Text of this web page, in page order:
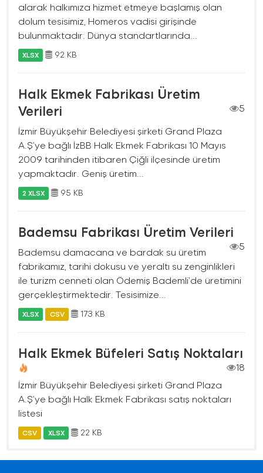
alarak halkımıza hizmet etmeye başlamış olan
dolum tesisimiz, Homeros vadisi girişinde
bulunmaktadır. Dünya standartlarında...
XLSX 92 KB
Halk Ekmek Fabrikası Üretim
Verileri
5
İzmir Büyükşehir Belediyesi şirketi Grand Plaza
A.Ş’ye bağlı İzBB Halk Ekmek Fabrikası 10 Mayıs
2009 tarihinden itibaren Çiğli ilçesinde üretim
yapmaktadır. Geniş üretim...
2 XLSX 95 KB
Bademsu Fabrikası Üretim Verileri
5
Bademsu damacana ve bardak su üretim
fabrikamız, tarihi dokusu ve yeraltı su zenginlikleri
ile turizm cenneti olan Ödemiş Bademli’de üretimini
gerçekleştirmektedir. Tesisimize...
XLSX CSV 173 KB
Halk Ekmek Büfeleri Satış Noktaları
18
İzmir Büyükşehir Belediyesi şirketi Grand Plaza
A.Ş’ye bağlı Halk Ekmek Fabrikası satış noktaları
listesi
CSV XLSX 22 KB